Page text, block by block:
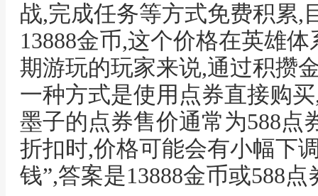
战,完成任务等方式免费积累,
13888金币,这个价格在英雄
期游玩的玩家来说,通过积攒
一种方式是使用点券直接购
墨子的点券售价通常为588点
折扣时,价格可能会有小幅下
钱”,答案是13888金币或588点